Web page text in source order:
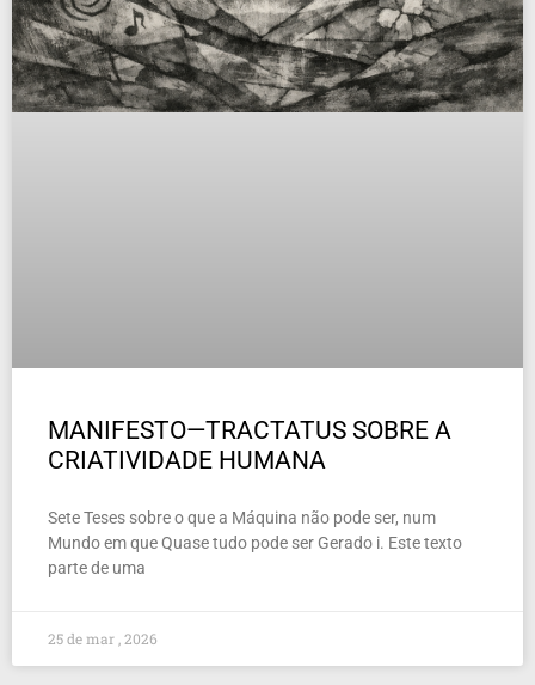
MANIFESTO—TRACTATUS SOBRE A
CRIATIVIDADE HUMANA
Sete Teses sobre o que a Máquina não pode ser, num
Mundo em que Quase tudo pode ser Gerado i. Este texto
parte de uma
25 de mar , 2026